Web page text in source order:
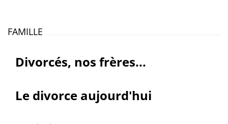
FAMILLE
Divorcés, nos frères...
Le divorce aujourd'hui